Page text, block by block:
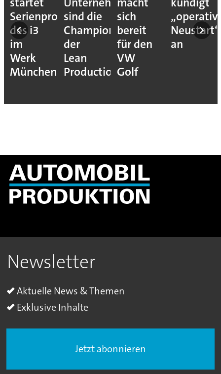
Serienproduktion
des i3
im
Werk
München
sind die
Champions
der
Lean
Production
sich
bereit
für den
VW
Golf
Neustart“
an
Newsletter
Aktuelle News & Themen
Exklusive Inhalte
Jetzt abonnieren